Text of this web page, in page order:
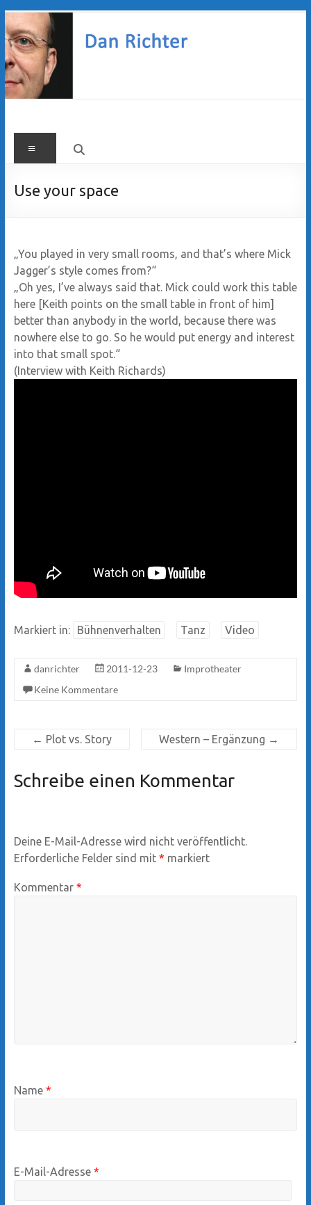
Zum
Inhalt
springen
Dan
Richter
Menü
Use your space
„You played in very small rooms, and that’s where Mick
Jagger’s style comes from?“
„Oh yes, I’ve always said that. Mick could work this table
here [Keith points on the small table in front of him]
better than anybody in the world, because there was
nowhere else to go. So he would put energy and interest
into that small spot.“
(Interview with Keith Richards)
Markiert in: Bühnenverhalten Tanz Video
danrichter 2011-12-23
Improtheater
Keine Kommentare
← Plot vs. Story Western – Ergänzung →
Schreibe einen Kommentar
Deine E-Mail-Adresse wird nicht veröffentlicht.
Erforderliche Felder sind mit * markiert
Kommentar *
Name *
E-Mail-Adresse *